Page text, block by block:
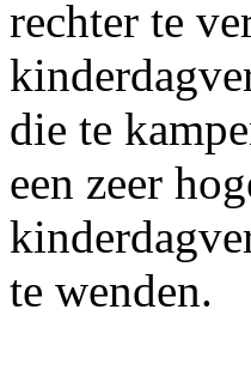
rechter te
die te
een zeer
te wenden.